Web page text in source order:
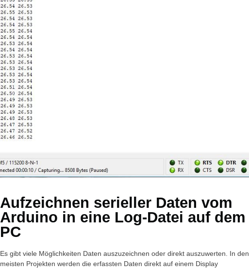
Aufzeichnen serieller Daten vom
Arduino in eine Log-Datei auf dem
PC
Es gibt viele Möglichkeiten Daten auszuzeichnen oder direkt auszuwerten. In den
meisten Projekten werden die erfassten Daten direkt auf einem Display